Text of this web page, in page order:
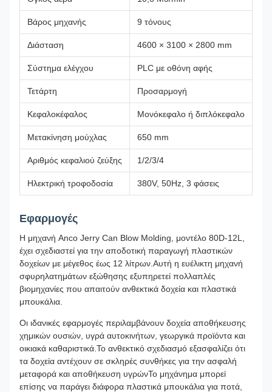
Βάρος μηχανής 9 τόνους
Διάσταση 4600 × 3100 × 2800 mm
Σύστημα ελέγχου PLC με οθόνη αφής
Τετάρτη Προσαρμογή
Κεφαλοκέφαλος Μονόκεφαλο ή διπλόκεφαλο
Μετακίνηση μούχλας 650 mm
Αριθμός κεφαλιού ζεύξης 1/2/3/4
Ηλεκτρική τροφοδοσία 380V, 50Hz, 3 φάσεις
Εφαρμογές
Η μηχανή Anco Jerry Can Blow Molding, μοντέλο 80D-12L,
έχει σχεδιαστεί για την αποδοτική παραγωγή πλαστικών
δοχείων με μέγεθος έως 12 λίτρων.Αυτή η ευέλικτη μηχανή
σφυρηλατημάτων εξώθησης εξυπηρετεί πολλαπλές
βιομηχανίες που απαιτούν ανθεκτικά δοχεία και πλαστικά
μπουκάλια.
Οι ιδανικές εφαρμογές περιλαμβάνουν δοχεία αποθήκευσης
χημικών ουσιών, υγρά αυτοκινήτων, γεωργικά προϊόντα και
οικιακά καθαριστικά.Το ανθεκτικό σχεδιασμό εξασφαλίζει ότι
τα δοχεία αντέχουν σε σκληρές συνθήκες για την ασφαλή
μεταφορά και αποθήκευση υγρώνΤο μηχάνημα μπορεί
επίσης να παράγει διάφορα πλαστικά μπουκάλια για ποτά,